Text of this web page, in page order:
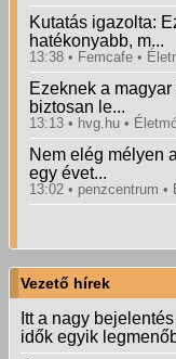
Kutatás igazolta:
hatékonyabb, m...
13:38 Femcafe
Ezeknek a
biztosan le...
13:13 hvg.hu
Nem elég mélyen
egy évet...
13:02 penzcentrum
Vezető hírek
Itt a nagy
idők egyik